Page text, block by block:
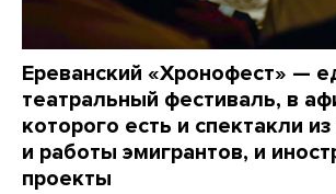
Ереванский «Хронофест» —
театральный фестиваль, в
которого есть и спектакли
и работы эмигрантов, и
проекты